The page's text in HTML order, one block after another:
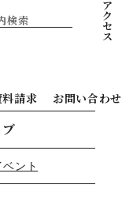
ア
ク
セ
ス
料請求 お問い合わせ
ント